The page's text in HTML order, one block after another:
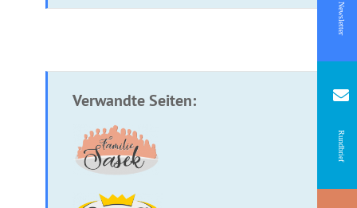
Verwandte Seiten:
Newsletter
Rundbrief